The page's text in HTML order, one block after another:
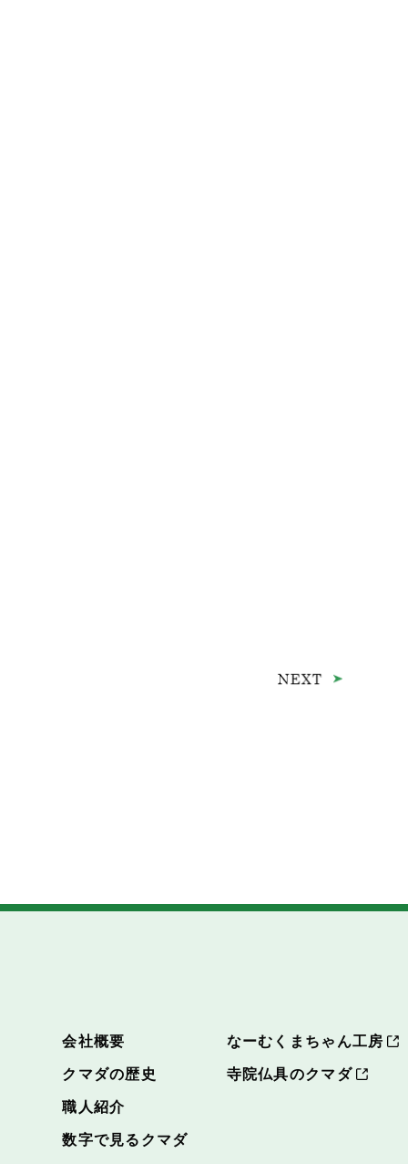
会社概要
クマダの歴史
職人紹介
数字で見るクマダ
なーむくまちゃん工房
寺院仏具のクマダ